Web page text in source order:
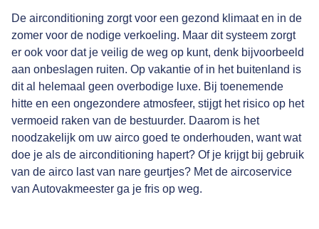
De airconditioning zorgt voor een gezond klimaat en in de
zomer voor de nodige verkoeling. Maar dit systeem zorgt
er ook voor dat je veilig de weg op kunt, denk bijvoorbeeld
aan onbeslagen ruiten. Op vakantie of in het buitenland is
dit al helemaal geen overbodige luxe. Bij toenemende
hitte en een ongezondere atmosfeer, stijgt het risico op het
vermoeid raken van de bestuurder. Daarom is het
noodzakelijk om uw airco goed te onderhouden, want wat
doe je als de airconditioning hapert? Of je krijgt bij gebruik
van de airco last van nare geurtjes? Met de aircoservice
van Autovakmeester ga je fris op weg.